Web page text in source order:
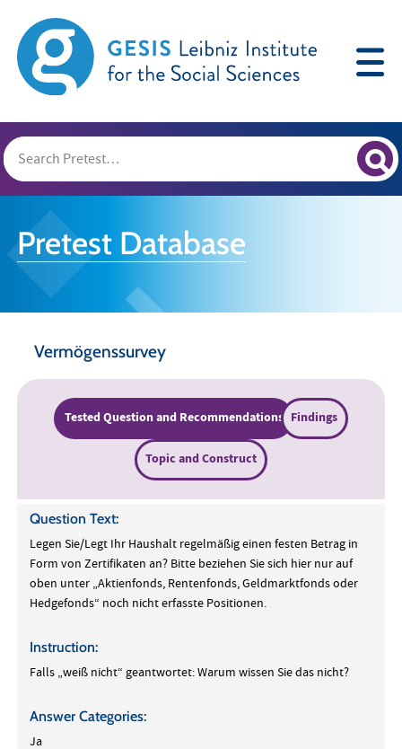
Pretest Database
Vermögenssurvey
Tested Question and Recommendations Findings
Topic and Construct
Question Text:
Legen Sie/Legt Ihr Haushalt regelmäßig einen festen Betrag in
Form von Zertifikaten an? Bitte beziehen Sie sich hier nur auf
oben unter „Aktienfonds, Rentenfonds, Geldmarktfonds oder
Hedgefonds“ noch nicht erfasste Positionen.
Instruction:
Falls „weiß nicht“ geantwortet: Warum wissen Sie das nicht?
Answer Categories:
Ja